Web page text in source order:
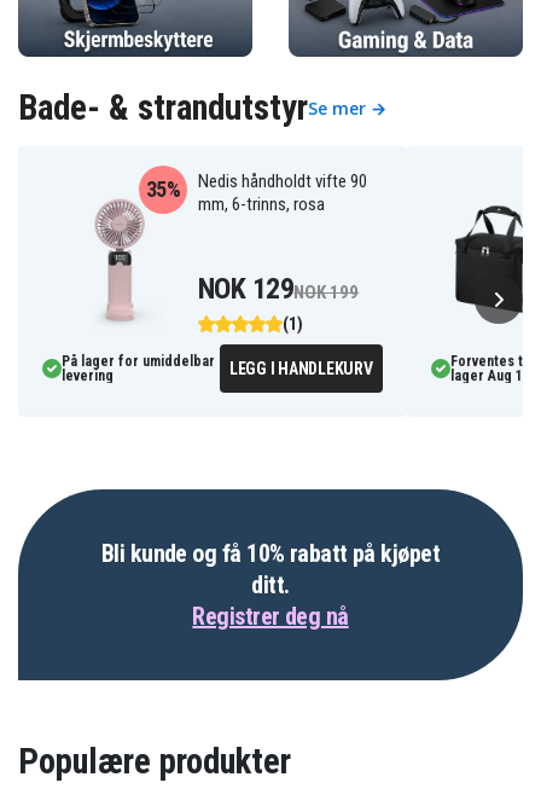
Bade- & strandutstyrSe mer →
Nedis håndholdt vifte 90
mm, 6-trinns, rosa
(1)
35%
NOK 129NOK 199
På lager for umiddelbar
levering
LEGG I HANDLEKURV
Forventes
lager Aug 11,
Bli kunde og få 10% rabatt på kjøpet
ditt.
Registrer deg nå
Populære produkter